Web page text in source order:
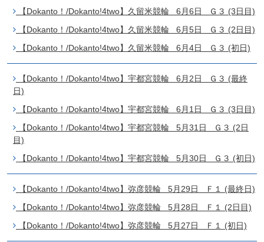
【Dokanto！/Dokanto!4two】久留米競輪 6月6日 Ｇ３ (3日目)
【Dokanto！/Dokanto!4two】久留米競輪 6月5日 Ｇ３ (2日目)
【Dokanto！/Dokanto!4two】久留米競輪 6月4日 Ｇ３ (初日)
【Dokanto！/Dokanto!4two】宇都宮競輪 6月2日 Ｇ３ (最終
日)
【Dokanto！/Dokanto!4two】宇都宮競輪 6月1日 Ｇ３ (3日目)
【Dokanto！/Dokanto!4two】宇都宮競輪 5月31日 Ｇ３ (2日
目)
【Dokanto！/Dokanto!4two】宇都宮競輪 5月30日 Ｇ３ (初日)
【Dokanto！/Dokanto!4two】弥彦競輪 5月29日 Ｆ１ (最終日)
【Dokanto！/Dokanto!4two】弥彦競輪 5月28日 Ｆ１ (2日目)
【Dokanto！/Dokanto!4two】弥彦競輪 5月27日 Ｆ１ (初日)